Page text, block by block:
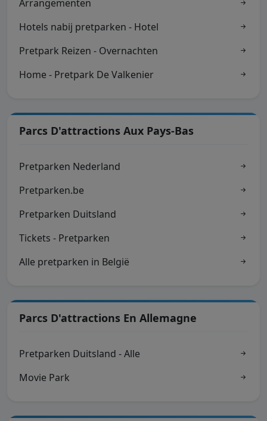
Arrangementen
Hotels nabij pretparken - Hotel
Pretpark Reizen - Overnachten
Home - Pretpark De Valkenier
Parcs D'attractions Aux Pays-Bas
Pretparken Nederland
Pretparken.be
Pretparken Duitsland
Tickets - Pretparken
Alle pretparken in België
Parcs D'attractions En Allemagne
Pretparken Duitsland - Alle
Movie Park